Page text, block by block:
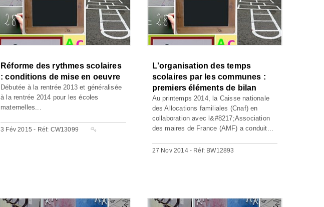
Réforme des rythmes scolaires
: conditions de mise en oeuvre
Débutée à la rentrée 2013 et généralisée
à la rentrée 2014 pour les écoles
maternelles...
3 Fév 2015 - Réf: CW13099
L'organisation des temps
scolaires par les communes :
premiers éléments de bilan
Au printemps 2014, la Caisse nationale
des Allocations familiales (Cnaf) en
collaboration avec l&#8217;Association
des maires de France (AMF) a conduit...
27 Nov 2014 - Réf: BW12893